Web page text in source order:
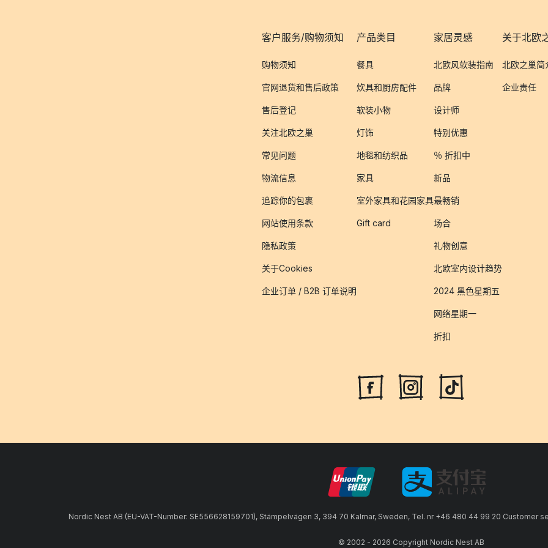
客户服务/购物须知
购物须知
官网退货和售后政策
售后登记
关注北欧之巢
常见问题
物流信息
追踪你的包裹
网站使用条款
隐私政策
关于Cookies
企业订单 / B2B 订单说明
产品类目
餐具
炊具和厨房配件
软装小物
灯饰
地毯和纺织品
家具
室外家具和花园家具
Gift card
家居灵感
北欧风软装指南
品牌
设计师
特别优惠
％ 折扣中
新品
最畅销
场合
礼物创意
北欧室内设计趋势
2024 黑色星期五
网络星期一
折扣
关于北欧
北欧之巢简
企业责任
Nordic Nest AB (EU-VAT-Number: SE556628159701), Stämpelvägen 3, 394 70 Kalmar, Sweden, Tel. nr +46 480 44 99 20 Customer
© 2002 - 2026 Copyright Nordic Nest AB